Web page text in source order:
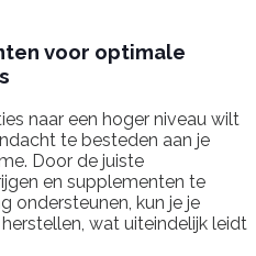
voor optimale
naar een hoger niveau wilt
te besteden aan je
Door de juiste
en supplementen te
ondersteunen, kun je je
wat uiteindelijk leidt